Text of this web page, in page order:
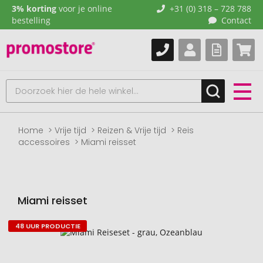
3% korting voor je online
bestelling
+31 (0) 318 – 728 788
Contact
Home Vrije tijd Reizen & Vrije tijd
Reis
accessoires
Miami reisset
Miami reisset
Naar
48 UUR PRODUCTIE